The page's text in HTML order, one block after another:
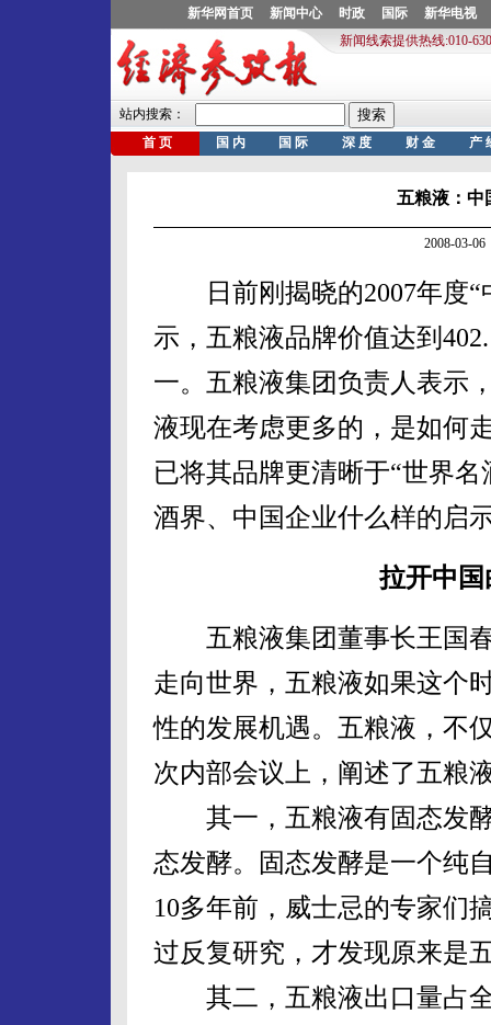
五粮液：中
2008-03-
日前刚揭晓的2007年度“
示，五粮液品牌价值达到
一。五粮液集团负责人表示
液现在考虑更多的，是如何
已将其品牌更清晰于“世界
酒界、中国企业什么样的启
拉开中
五粮液集团董事长王国春
走向世界，五粮液如果这个
性的发展机遇。五粮液，不
次内部会议上，阐述了五粮
其一，五粮液有固态发酵
态发酵。固态发酵是一个纯
10多年前，威士忌的专家们
过反复研究，才发现原来是
其二，五粮液出口量占全